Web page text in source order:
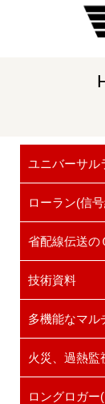
ユニバーサル
ローラン(信
省配線伝送の
技術資料
多機能なマル
火災、過熱監
ロングロガー